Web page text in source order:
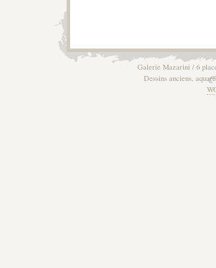
Galerie Mazarini / 6
Dessins anciens,